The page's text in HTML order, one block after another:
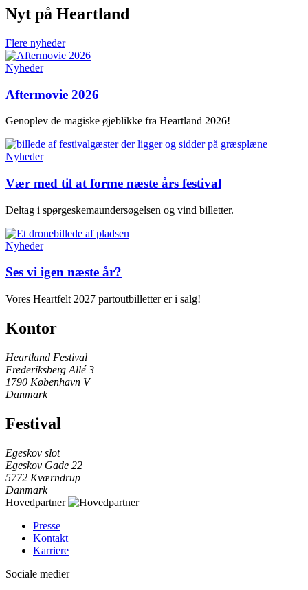
Nyt på Heartland
Flere nyheder
Nyheder
Aftermovie 2026
Genoplev de magiske øjeblikke fra Heartland 2026!
Nyheder
Vær med til at forme næste års festival
Deltag i spørgeskemaundersøgelsen og vind billetter.
Nyheder
Ses vi igen næste år?
Vores Heartfelt 2027 partoutbilletter er i salg!
Kontor
Heartland Festival
Frederiksberg Allé 3
1790 København V
Danmark
Festival
Egeskov slot
Egeskov Gade 22
5772 Kværndrup
Danmark
Hovedpartner
Presse
Kontakt
Karriere
Sociale medier